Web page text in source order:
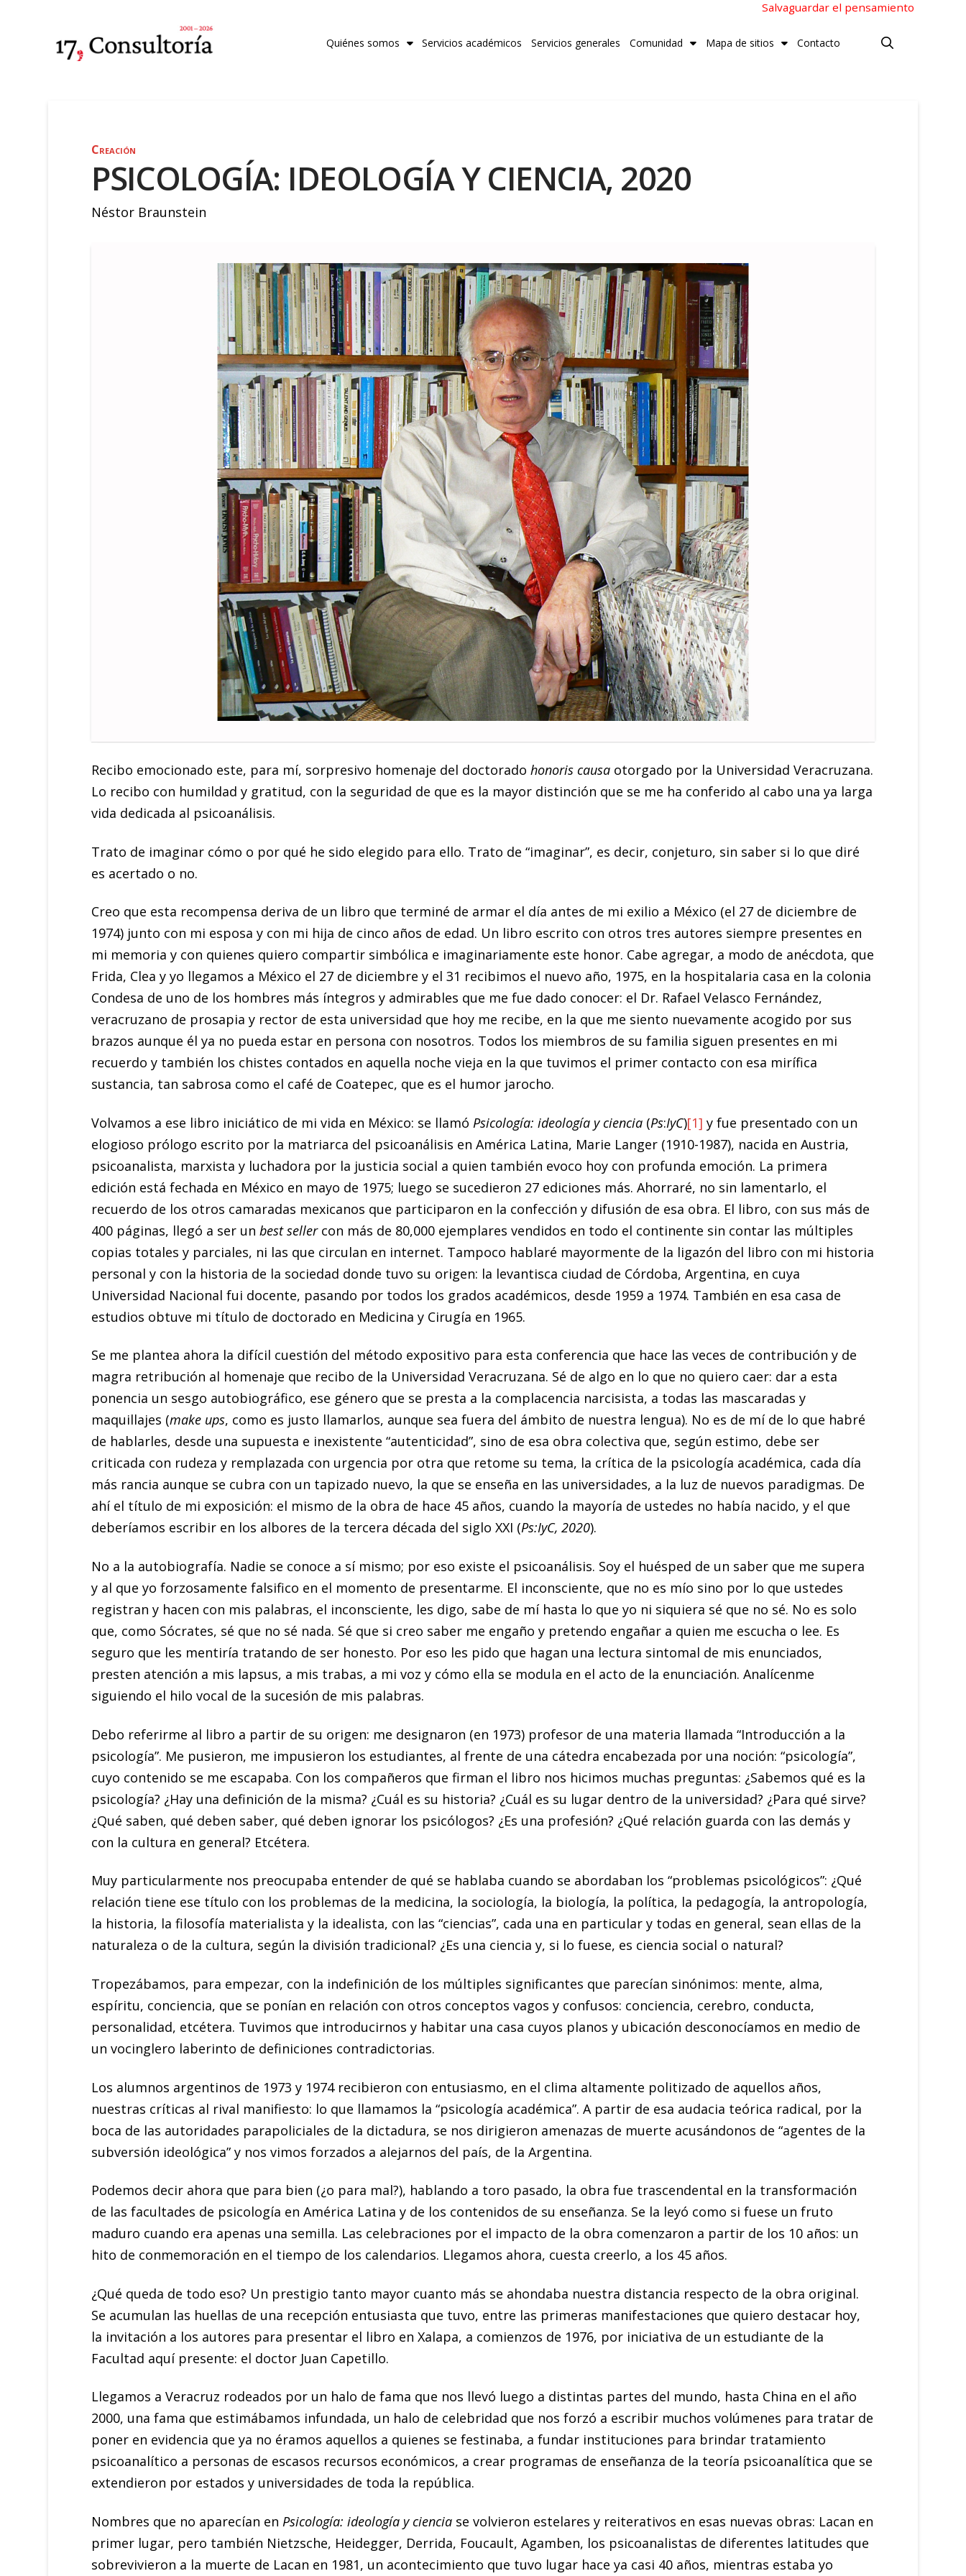
Salvaguardar el pensamiento
Quiénes somos Servicios académicos Servicios generales Comunidad Mapa de sitios Contacto
Creación
PSICOLOGÍA: IDEOLOGÍA Y CIENCIA, 2020
Néstor Braunstein
Recibo emocionado este, para mí, sorpresivo homenaje del doctoradohonoris causa otorgado por la Universidad Veracruzana.
Lo recibo con humildad y gratitud, con la seguridad de que es la mayor distinción que se me ha conferido al cabo una ya larga
vida dedicada al psicoanálisis.
Trato de imaginar cómo o por qué he sido elegido para ello. Trato de “imaginar”, es decir, conjeturo, sin saber si lo que diré
es acertado o no.
Creo que esta recompensa deriva de un libro que terminé de armar el día antes de mi exilio a México (el 27 de diciembre de
1974) junto con mi esposa y con mi hija de cinco años de edad. Un libro escrito con otros tres autores siempre presentes en
mi memoria y con quienes quiero compartir simbólica e imaginariamente este honor. Cabe agregar, a modo de anécdota, que
Frida, Clea y yo llegamos a México el 27 de diciembre y el 31 recibimos el nuevo año, 1975, en la hospitalaria casa en la colonia
Condesa de uno de los hombres más íntegros y admirables que me fue dado conocer: el Dr. Rafael Velasco Fernández,
veracruzano de prosapia y rector de esta universidad que hoy me recibe, en la que me siento nuevamente acogido por sus
brazos aunque él ya no pueda estar en persona con nosotros. Todos los miembros de su familia siguen presentes en mi
recuerdo y también los chistes contados en aquella noche vieja en la que tuvimos el primer contacto con esa mirífica
sustancia, tan sabrosa como el café de Coatepec, que es el humor jarocho.
Volvamos a ese libro iniciático de mi vida en México: se llamóPsicología: ideología y ciencia (Ps:IyC)[1] y fue presentado con un
elogioso prólogo escrito por la matriarca del psicoanálisis en América Latina, Marie Langer (1910-1987), nacida en Austria,
psicoanalista, marxista y luchadora por la justicia social a quien también evoco hoy con profunda emoción. La primera
edición está fechada en México en mayo de 1975; luego se sucedieron 27 ediciones más. Ahorraré, no sin lamentarlo, el
recuerdo de los otros camaradas mexicanos que participaron en la confección y difusión de esa obra. El libro, con sus más de
400 páginas, llegó a ser unbest seller con más de 80,000 ejemplares vendidos en todo el continente sin contar las múltiples
copias totales y parciales, ni las que circulan en internet. Tampoco hablaré mayormente de la ligazón del libro con mi historia
personal y con la historia de la sociedad donde tuvo su origen: la levantisca ciudad de Córdoba, Argentina, en cuya
Universidad Nacional fui docente, pasando por todos los grados académicos, desde 1959 a 1974. También en esa casa de
estudios obtuve mi título de doctorado en Medicina y Cirugía en 1965.
Se me plantea ahora la difícil cuestión del método expositivo para esta conferencia que hace las veces de contribución y de
magra retribución al homenaje que recibo de la Universidad Veracruzana. Sé de algo en lo que no quiero caer: dar a esta
ponencia un sesgo autobiográfico, ese género que se presta a la complacencia narcisista, a todas las mascaradas y
maquillajes (make ups, como es justo llamarlos, aunque sea fuera del ámbito de nuestra lengua). No es de mí de lo que habré
de hablarles, desde una supuesta e inexistente “autenticidad”, sino de esa obra colectiva que, según estimo, debe ser
criticada con rudeza y remplazada con urgencia por otra que retome su tema, la crítica de la psicología académica, cada día
más rancia aunque se cubra con un tapizado nuevo, la que se enseña en las universidades, a la luz de nuevos paradigmas. De
ahí el título de mi exposición: el mismo de la obra de hace 45 años, cuando la mayoría de ustedes no había nacido, y el que
deberíamos escribir en los albores de la tercera década del siglo XXI (Ps:IyC, 2020).
No a la autobiografía. Nadie se conoce a sí mismo; por eso existe el psicoanálisis. Soy el huésped de un saber que me supera
y al que yo forzosamente falsifico en el momento de presentarme. El inconsciente, que no es mío sino por lo que ustedes
registran y hacen con mis palabras, el inconsciente, les digo, sabe de mí hasta lo que yo ni siquiera sé que no sé. No es solo
que, como Sócrates, sé que no sé nada. Sé que si creo saber me engaño y pretendo engañar a quien me escucha o lee. Es
seguro que les mentiría tratando de ser honesto. Por eso les pido que hagan una lectura sintomal de mis enunciados,
presten atención a mis lapsus, a mis trabas, a mi voz y cómo ella se modula en el acto de la enunciación. Analícenme
siguiendo el hilo vocal de la sucesión de mis palabras.
Debo referirme al libro a partir de su origen: me designaron (en 1973) profesor de una materia llamada “Introducción a la
psicología”. Me pusieron, me impusieron los estudiantes, al frente de una cátedra encabezada por una noción: “psicología”,
cuyo contenido se me escapaba. Con los compañeros que firman el libro nos hicimos muchas preguntas: ¿Sabemos qué es la
psicología? ¿Hay una definición de la misma? ¿Cuál es su historia? ¿Cuál es su lugar dentro de la universidad? ¿Para qué sirve?
¿Qué saben, qué deben saber, qué deben ignorar los psicólogos? ¿Es una profesión? ¿Qué relación guarda con las demás y
con la cultura en general? Etcétera.
Muy particularmente nos preocupaba entender de qué se hablaba cuando se abordaban los “problemas psicológicos”: ¿Qué
relación tiene ese título con los problemas de la medicina, la sociología, la biología, la política, la pedagogía, la antropología,
la historia, la filosofía materialista y la idealista, con las “ciencias”, cada una en particular y todas en general, sean ellas de la
naturaleza o de la cultura, según la división tradicional? ¿Es una ciencia y, si lo fuese, es ciencia social o natural?
Tropezábamos, para empezar, con la indefinición de los múltiples significantes que parecían sinónimos: mente, alma,
espíritu, conciencia, que se ponían en relación con otros conceptos vagos y confusos: conciencia, cerebro, conducta,
personalidad, etcétera. Tuvimos que introducirnos y habitar una casa cuyos planos y ubicación desconocíamos en medio de
un vocinglero laberinto de definiciones contradictorias.
Los alumnos argentinos de 1973 y 1974 recibieron con entusiasmo, en el clima altamente politizado de aquellos años,
nuestras críticas al rival manifiesto: lo que llamamos la “psicología académica”. A partir de esa audacia teórica radical, por la
boca de las autoridades parapoliciales de la dictadura, se nos dirigieron amenazas de muerte acusándonos de “agentes de la
subversión ideológica” y nos vimos forzados a alejarnos del país, de la Argentina.
Podemos decir ahora que para bien (¿o para mal?), hablando a toro pasado, la obra fue trascendental en la transformación
de las facultades de psicología en América Latina y de los contenidos de su enseñanza. Se la leyó como si fuese un fruto
maduro cuando era apenas una semilla. Las celebraciones por el impacto de la obra comenzaron a partir de los 10 años: un
hito de conmemoración en el tiempo de los calendarios. Llegamos ahora, cuesta creerlo, a los 45 años.
¿Qué queda de todo eso? Un prestigio tanto mayor cuanto más se ahondaba nuestra distancia respecto de la obra original.
Se acumulan las huellas de una recepción entusiasta que tuvo, entre las primeras manifestaciones que quiero destacar hoy,
la invitación a los autores para presentar el libro en Xalapa, a comienzos de 1976, por iniciativa de un estudiante de la
Facultad aquí presente: el doctor Juan Capetillo.
Llegamos a Veracruz rodeados por un halo de fama que nos llevó luego a distintas partes del mundo, hasta China en el año
2000, una fama que estimábamos infundada, un halo de celebridad que nos forzó a escribir muchos volúmenes para tratar de
poner en evidencia que ya no éramos aquellos a quienes se festinaba, a fundar instituciones para brindar tratamiento
psicoanalítico a personas de escasos recursos económicos, a crear programas de enseñanza de la teoría psicoanalítica que se
extendieron por estados y universidades de toda la república.
Nombres que no aparecían enPsicología: ideología y ciencia se volvieron estelares y reiterativos en esas nuevas obras: Lacan en
primer lugar, pero también Nietzsche, Heidegger, Derrida, Foucault, Agamben, los psicoanalistas de diferentes latitudes que
sobrevivieron a la muerte de Lacan en 1981, un acontecimiento que tuvo lugar hace ya casi 40 años, mientras estaba yo